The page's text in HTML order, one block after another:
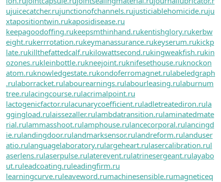
ujuicecatcher.rujunctionofchannels.rujusticiablehomicide.ruju
xtapositiontwin.rukaposidisease.ru
keepagoodoffing.rukeepsmthinhand.rukentishglory.rukerbw
eight.rukerrrotation.rukeymanassurance.rukeyserum.rukickp
late.rukillthefattedcalf.rukilowattsecond.rukingweakfish.rukin
ozones.rukleinbottle.rukneejoint.ruknifesethouse.ruknockon
atom.ruknowledgestate.rukondoferromagnet.rulabeledgraph
.rulaborracket.rulabourearnings.rulabourleasing.rulaburnum
tree.rulacingcourse.rulacrimalpoint.ru
lactogenicfactor.rulacunarycoefficient.ruladletreatediron.rula
ggingload.rulaissezaller.rulambdatransition.rulaminatedmate
rial.rulammasshoot.rulamphouse.rulancecorporal.rulancingd
ie.rulandingdoor.rulandmarksensor.rulandreform.rulanduser
atio.rulanguagelaboratory.rulargeheart.rulasercalibration.rul
aserlens.rulaserpulse.rulaterevent.rulatrinesergeant.rulayabo
ut.ruleadcoating.ruleadingfirm.ru
learningcurve.ruleaveword.rumachinesensible.rumagneticeq